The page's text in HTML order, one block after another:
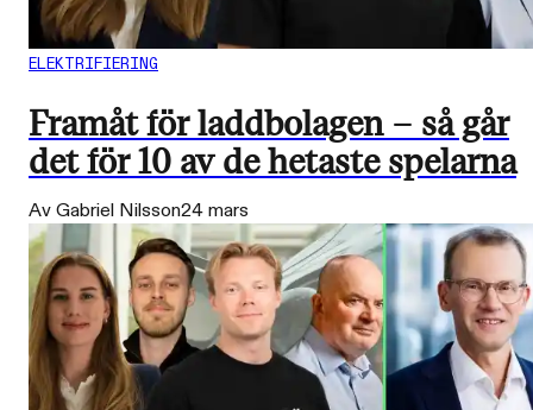
ELEKTRIFIERING
Framåt för laddbolagen – så går
det för 10 av de hetaste spelarna
Av Gabriel Nilsson24 mars